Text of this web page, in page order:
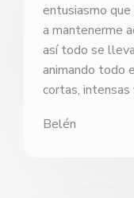
entusiasmo
a mantenerme
así todo se
animando todo
cortas, intensas
Belén